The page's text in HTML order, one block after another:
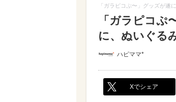
「ガラピコぷ〜」グッズが遂
「ガラピコぷ
に、ぬいぐる
ハピママ*
Xでシェア